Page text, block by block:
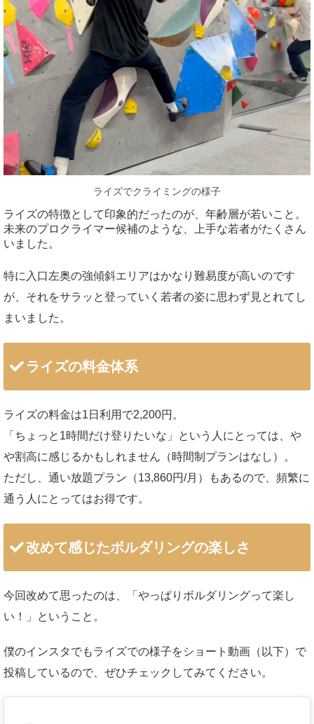
ライズでクライミングの様子
ライズの特徴として印象的だったのが、年齢層が若いこと。
未来のプロクライマー候補のような、上手な若者がたくさん
いました。
特に入口左奥の強傾斜エリアはかなり難易度が高いのです
が、それをサラッと登っていく若者の姿に思わず見とれてし
まいました。
ライズの料金体系
ライズの料金は1日利用で2,200円。
「ちょっと1時間だけ登りたいな」という人にとっては、や
や割高に感じるかもしれません（時間制プランはなし）。
ただし、通い放題プラン（13,860円/月）もあるので、頻繁に
通う人にとってはお得です。
改めて感じたボルダリングの楽しさ
今回改めて思ったのは、「やっぱりボルダリングって楽し
い！」ということ。
僕のインスタでもライズでの様子をショート動画（以下）で
投稿しているので、ぜひチェックしてみてください。